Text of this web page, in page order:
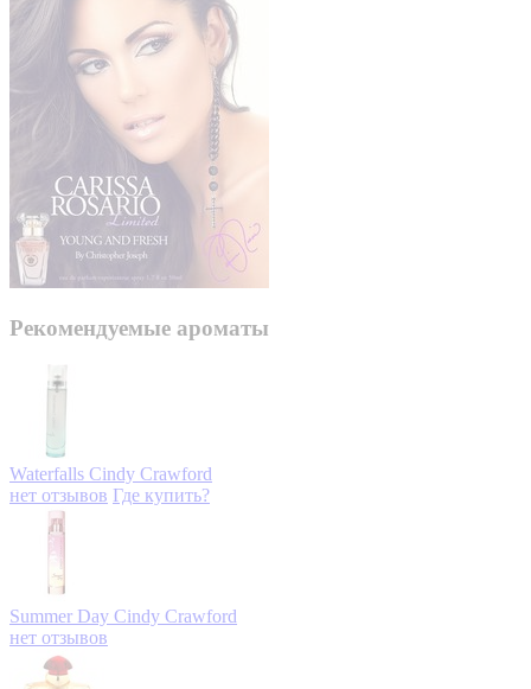
Рекомендуемые ароматы
Waterfalls Cindy Crawford
нет отзывов Где купить?
Summer Day Cindy Crawford
нет отзывов